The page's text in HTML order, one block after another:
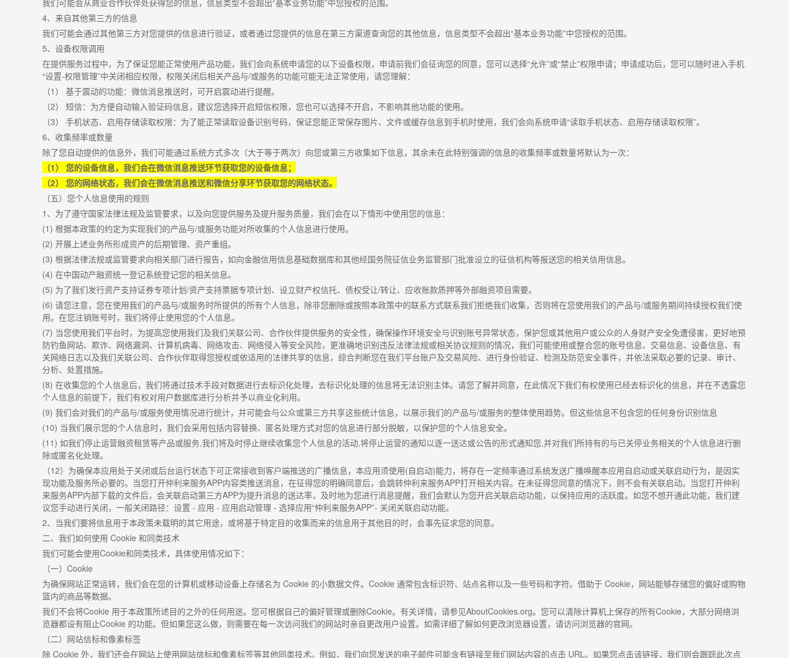
我们可能会从商业合作伙伴处获得您的信息，信息类型不会超出“基本业务功能”中您授权的范围。
4、来自其他第三方的信息
我们可能会通过其他第三方对您提供的信息进行验证，或者通过您提供的信息在第三方渠道查询您的其他信息，信息类型不会超出“基本业务功能”中您授权的范围。
5、设备权限调用
在提供服务过程中，为了保证您能正常使用产品功能，我们会向系统申请您的以下设备权限，申请前我们会征询您的同意，您可以选择“允许”或“禁止”权限申请；申请成功后，您可以随时进入手机
“设置-权限管理”中关闭相应权限，权限关闭后相关产品与/或服务的功能可能无法正常使用，请您理解：
（1 ） 基于震动的功能：微信消息推送时，可开启震动进行提醒。
（2） 短信：为方便自动输入验证码信息，建议您选择开启短信权限，您也可以选择不开启，不影响其他功能的使用。
（3） 手机状态、启用存储读取权限：为了能正常读取设备识别号码，保证您能正常保存图片、文件或缓存信息到手机时使用，我们会向系统申请“读取手机状态、启用存储读取权限”。
6、收集频率或数量
除了您自动提供的信息外，我们可能通过系统方式多次（大于等于两次）向您或第三方收集如下信息，其余未在此特别强调的信息的收集频率或数量将默认为一次：
（1） 您的设备信息，我们会在微信消息推送环节获取您的设备信息；
（2） 您的网络状态，我们会在微信消息推送和微信分享环节获取您的网络状态。
（五）您个人信息使用的规则
1 、为了遵守国家法律法规及监管要求，以及向您提供服务及提升服务质量，我们会在以下情形中使用您的信息：
(1) 根据本政策的约定为实现我们的产品与/或服务功能对所收集的个人信息进行使用。
(2) 开展上述业务所形成资产的后期管理、资产重组。
(3) 根据法律法规或监管要求向相关部门进行报告，如向金融信用信息基础数据库和其他经国务院征信业务监管部门批准设立的征信机构等报送您的相关信用信息。
(4) 在中国动产融资统一登记系统登记您的相关信息。
(5) 为了我们发行资产支持证券专项计划/资产支持票据专项计划、设立财产权信托、债权受让/转让、应收账款质押等外部融资项目需要。
(6) 请您注意，您在使用我们的产品与/或服务时所提供的所有个人信息，除非您删除或按照本政策中的联系方式联系我们拒绝我们收集，否则将在您使用我们的产品与/或服务期间持续授权我们使
用。在您注销账号时，我们将停止使用您的个人信息。
(7) 当您使用我们平台时，为提高您使用我们及我们关联公司、合作伙伴提供服务的安全性，确保操作环境安全与识别账号异常状态，保护您或其他用户或公众的人身财产安全免遭侵害，更好地预
防钓鱼网站、欺诈、网络漏洞、计算机病毒、网络攻击、网络侵入等安全风险，更准确地识别违反法律法规或相关协议规则的情况，我们可能使用或整合您的账号信息、交易信息、设备信息、有
关网络日志以及我们关联公司、合作伙伴取得您授权或依适用的法律共享的信息，综合判断您在我们平台账户及交易风险、进行身份验证、检测及防范安全事件，并依法采取必要的记录、审计、
分析、处置措施。
(8) 在收集您的个人信息后，我们将通过技术手段对数据进行去标识化处理，去标识化处理的信息将无法识别主体。请您了解并同意，在此情况下我们有权使用已经去标识化的信息，并在不透露您
个人信息的前提下，我们有权对用户数据库进行分析并予以商业化利用。
(9) 我们会对我们的产品与/或服务使用情况进行统计，并可能会与公众或第三方共享这些统计信息，以展示我们的产品与/或服务的整体使用趋势。但这些信息不包含您的任何身份识别信息
(10) 当我们展示您的个人信息时，我们会采用包括内容替换、匿名处理方式对您的信息进行部分脱敏，以保护您的个人信息安全。
(11) 如我们停止运营融资租赁等产品或服务,我们将及时停止继续收集您个人信息的活动,将停止运营的通知以逐一送达或公告的形式通知您,并对我们所持有的与已关停业务相关的个人信息进行删
除或匿名化处理。
（12）为确保本应用处于关闭或后台运行状态下可正常接收到客户端推送的广播信息，本应用须使用(自启动)能力，将存在一定频率通过系统发送广播唤醒本应用自启动或关联启动行为，是因实
现功能及服务所必要的。当您打开仲利来服务APP内容类推送消息，在征得您的明确同意后，会跳转仲利来服务APP打开相关内容。在未征得您同意的情况下，则不会有关联启动。当您打开仲利
来服务APP内部下载的文件后，会关联启动第三方APP为提升消息的送达率，及时地为您进行消息提醒，我们会默认为您开启关联启动功能，以保持应用的活跃度。如您不想开通此功能，我们建
议您手动进行关闭，一般关闭路径：设置 - 应用 - 应用启动管理 - 选择应用“仲利来服务APP”- 关闭关联启动功能。
2、当我们要将信息用于本政策未载明的其它用途，或将基于特定目的收集而来的信息用于其他目的时，会事先征求您的同意。
二、我们如何使用 Cookie 和同类技术
我们可能会使用Cookie和同类技术，具体使用情况如下：
（一） Cookie
为确保网站正常运转，我们会在您的计算机或移动设备上存储名为 Cookie 的小数据文件。 Cookie 通常包含标识符、站点名称以及一些号码和字符。借助于 Cookie，网站能够存储您的偏好或购物
篮内的商品等数据。
我们不会将Cookie 用于本政策所述目的之外的任何用途。您可根据自己的偏好管理或删除Cookie。有关详情，请参见AboutCookies.org。您可以清除计算机上保存的所有Cookie，大部分网络浏
览器都设有阻止Cookie 的功能。但如果您这么做，则需要在每一次访问我们的网站时亲自更改用户设置。如需详细了解如何更改浏览器设置，请访问浏览器的官网。
（二）网站信标和像素标签
除 Cookie 外，我们还会在网站上使用网站信标和像素标签等其他同类技术。例如，我们向您发送的电子邮件可能含有链接至我们网站内容的点击 URL。如果您点击该链接，我们则会跟踪此次点